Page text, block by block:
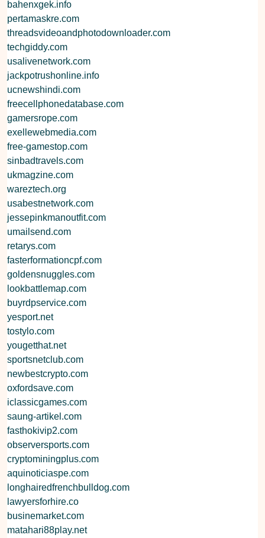
bahenxgek.info
pertamaskre.com
threadsvideoandphotodownloader.com
techgiddy.com
usalivenetwork.com
jackpotrushonline.info
ucnewshindi.com
freecellphonedatabase.com
gamersrope.com
exellewebmedia.com
free-gamestop.com
sinbadtravels.com
ukmagzine.com
wareztech.org
usabestnetwork.com
jessepinkmanoutfit.com
umailsend.com
retarys.com
fasterformationcpf.com
goldensnuggles.com
lookbattlemap.com
buyrdpservice.com
yesport.net
tostylo.com
yougetthat.net
sportsnetclub.com
newbestcrypto.com
oxfordsave.com
iclassicgames.com
saung-artikel.com
fasthokivip2.com
observersports.com
cryptominingplus.com
aquinoticiaspe.com
longhairedfrenchbulldog.com
lawyersforhire.co
businemarket.com
matahari88play.net